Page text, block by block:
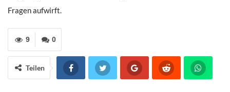
Fragen aufwirft.
0
9
Teilen